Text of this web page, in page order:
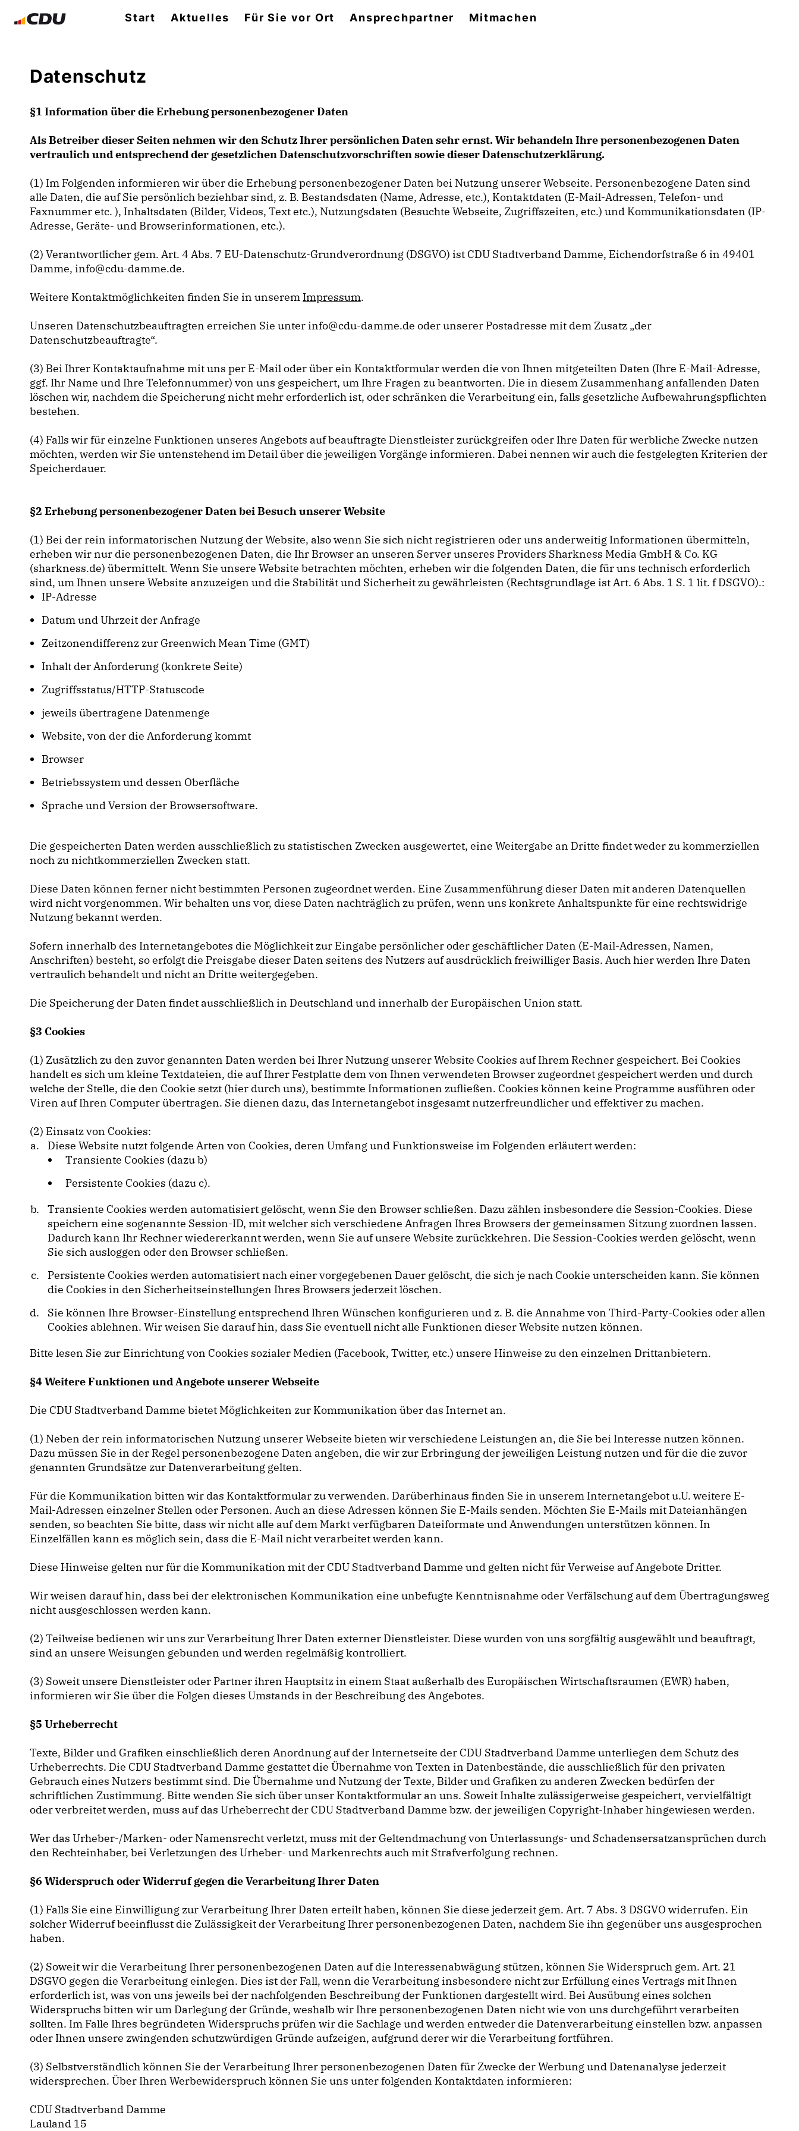
Start Aktuelles Für Sie vor Ort Ansprechpartner Mitmachen
Datenschutz
§1 Information über die Erhebung personenbezogener Daten
Als Betreiber dieser Seiten nehmen wir den Schutz Ihrer persönlichen Daten sehr ernst. Wir behandeln Ihre personenbezogenen Daten
vertraulich und entsprechend der gesetzlichen Datenschutzvorschriften sowie dieser Datenschutzerklärung.
(1) Im Folgenden informieren wir über die Erhebung personenbezogener Daten bei Nutzung unserer Webseite. Personenbezogene Daten sind
alle Daten, die auf Sie persönlich beziehbar sind, z. B. Bestandsdaten (Name, Adresse, etc.), Kontaktdaten (E-Mail-Adressen, Telefon- und
Faxnummer etc. ), Inhaltsdaten (Bilder, Videos, Text etc.), Nutzungsdaten (Besuchte Webseite, Zugriffszeiten, etc.) und Kommunikationsdaten (IP-
Adresse, Geräte- und Browserinformationen, etc.).
(2) Verantwortlicher gem. Art. 4 Abs. 7 EU-Datenschutz-Grundverordnung (DSGVO) ist CDU Stadtverband Damme, Eichendorfstraße 6 in 49401
Damme, info@cdu-damme.de.
Weitere Kontaktmöglichkeiten finden Sie in unserem Impressum.
Unseren Datenschutzbeauftragten erreichen Sie unter info@cdu-damme.de oder unserer Postadresse mit dem Zusatz „der
Datenschutzbeauftragte“.
(3) Bei Ihrer Kontaktaufnahme mit uns per E-Mail oder über ein Kontaktformular werden die von Ihnen mitgeteilten Daten (Ihre E-Mail-Adresse,
ggf. Ihr Name und Ihre Telefonnummer) von uns gespeichert, um Ihre Fragen zu beantworten. Die in diesem Zusammenhang anfallenden Daten
löschen wir, nachdem die Speicherung nicht mehr erforderlich ist, oder schränken die Verarbeitung ein, falls gesetzliche Aufbewahrungspflichten
bestehen.
(4) Falls wir für einzelne Funktionen unseres Angebots auf beauftragte Dienstleister zurückgreifen oder Ihre Daten für werbliche Zwecke nutzen
möchten, werden wir Sie untenstehend im Detail über die jeweiligen Vorgänge informieren. Dabei nennen wir auch die festgelegten Kriterien der
Speicherdauer.
§2 Erhebung personenbezogener Daten bei Besuch unserer Website
(1) Bei der rein informatorischen Nutzung der Website, also wenn Sie sich nicht registrieren oder uns anderweitig Informationen übermitteln,
erheben wir nur die personenbezogenen Daten, die Ihr Browser an unseren Server unseres Providers Sharkness Media GmbH & Co. KG
(sharkness.de) übermittelt. Wenn Sie unsere Website betrachten möchten, erheben wir die folgenden Daten, die für uns technisch erforderlich
sind, um Ihnen unsere Website anzuzeigen und die Stabilität und Sicherheit zu gewährleisten (Rechtsgrundlage ist Art. 6 Abs. 1 S. 1 lit. f DSGVO).:
IP-Adresse
Datum und Uhrzeit der Anfrage
Zeitzonendifferenz zur Greenwich Mean Time (GMT)
Inhalt der Anforderung (konkrete Seite)
Zugriffsstatus/HTTP-Statuscode
jeweils übertragene Datenmenge
Website, von der die Anforderung kommt
Browser
Betriebssystem und dessen Oberfläche
Sprache und Version der Browsersoftware.
Die gespeicherten Daten werden ausschließlich zu statistischen Zwecken ausgewertet, eine Weitergabe an Dritte findet weder zu kommerziellen
noch zu nichtkommerziellen Zwecken statt.
Diese Daten können ferner nicht bestimmten Personen zugeordnet werden. Eine Zusammenführung dieser Daten mit anderen Datenquellen
wird nicht vorgenommen. Wir behalten uns vor, diese Daten nachträglich zu prüfen, wenn uns konkrete Anhaltspunkte für eine rechtswidrige
Nutzung bekannt werden.
Sofern innerhalb des Internetangebotes die Möglichkeit zur Eingabe persönlicher oder geschäftlicher Daten (E-Mail-Adressen, Namen,
Anschriften) besteht, so erfolgt die Preisgabe dieser Daten seitens des Nutzers auf ausdrücklich freiwilliger Basis. Auch hier werden Ihre Daten
vertraulich behandelt und nicht an Dritte weitergegeben.
Die Speicherung der Daten findet ausschließlich in Deutschland und innerhalb der Europäischen Union statt.
§3 Cookies
(1) Zusätzlich zu den zuvor genannten Daten werden bei Ihrer Nutzung unserer Website Cookies auf Ihrem Rechner gespeichert. Bei Cookies
handelt es sich um kleine Textdateien, die auf Ihrer Festplatte dem von Ihnen verwendeten Browser zugeordnet gespeichert werden und durch
welche der Stelle, die den Cookie setzt (hier durch uns), bestimmte Informationen zufließen. Cookies können keine Programme ausführen oder
Viren auf Ihren Computer übertragen. Sie dienen dazu, das Internetangebot insgesamt nutzerfreundlicher und effektiver zu machen.
(2) Einsatz von Cookies:
Diese Website nutzt folgende Arten von Cookies, deren Umfang und Funktionsweise im Folgenden erläutert werden:
Transiente Cookies (dazu b)
Persistente Cookies (dazu c).
Transiente Cookies werden automatisiert gelöscht, wenn Sie den Browser schließen. Dazu zählen insbesondere die Session-Cookies. Diese
speichern eine sogenannte Session-ID, mit welcher sich verschiedene Anfragen Ihres Browsers der gemeinsamen Sitzung zuordnen lassen.
Dadurch kann Ihr Rechner wiedererkannt werden, wenn Sie auf unsere Website zurückkehren. Die Session-Cookies werden gelöscht, wenn
Sie sich ausloggen oder den Browser schließen.
Persistente Cookies werden automatisiert nach einer vorgegebenen Dauer gelöscht, die sich je nach Cookie unterscheiden kann. Sie können
die Cookies in den Sicherheitseinstellungen Ihres Browsers jederzeit löschen.
Sie können Ihre Browser-Einstellung entsprechend Ihren Wünschen konfigurieren und z. B. die Annahme von Third-Party-Cookies oder allen
Cookies ablehnen. Wir weisen Sie darauf hin, dass Sie eventuell nicht alle Funktionen dieser Website nutzen können.
Bitte lesen Sie zur Einrichtung von Cookies sozialer Medien (Facebook, Twitter, etc.) unsere Hinweise zu den einzelnen Drittanbietern.
§4 Weitere Funktionen und Angebote unserer Webseite
Die CDU Stadtverband Damme bietet Möglichkeiten zur Kommunikation über das Internet an.
(1) Neben der rein informatorischen Nutzung unserer Webseite bieten wir verschiedene Leistungen an, die Sie bei Interesse nutzen können.
Dazu müssen Sie in der Regel personenbezogene Daten angeben, die wir zur Erbringung der jeweiligen Leistung nutzen und für die die zuvor
genannten Grundsätze zur Datenverarbeitung gelten.
Für die Kommunikation bitten wir das Kontaktformular zu verwenden. Darüberhinaus finden Sie in unserem Internetangebot u.U. weitere E-
Mail-Adressen einzelner Stellen oder Personen. Auch an diese Adressen können Sie E-Mails senden. Möchten Sie E-Mails mit Dateianhängen
senden, so beachten Sie bitte, dass wir nicht alle auf dem Markt verfügbaren Dateiformate und Anwendungen unterstützen können. In
Einzelfällen kann es möglich sein, dass die E-Mail nicht verarbeitet werden kann.
Diese Hinweise gelten nur für die Kommunikation mit der CDU Stadtverband Damme und gelten nicht für Verweise auf Angebote Dritter.
Wir weisen darauf hin, dass bei der elektronischen Kommunikation eine unbefugte Kenntnisnahme oder Verfälschung auf dem Übertragungsweg
nicht ausgeschlossen werden kann.
(2) Teilweise bedienen wir uns zur Verarbeitung Ihrer Daten externer Dienstleister. Diese wurden von uns sorgfältig ausgewählt und beauftragt,
sind an unsere Weisungen gebunden und werden regelmäßig kontrolliert.
(3) Soweit unsere Dienstleister oder Partner ihren Hauptsitz in einem Staat außerhalb des Europäischen Wirtschaftsraumen (EWR) haben,
informieren wir Sie über die Folgen dieses Umstands in der Beschreibung des Angebotes.
§5 Urheberrecht
Texte, Bilder und Grafiken einschließlich deren Anordnung auf der Internetseite der CDU Stadtverband Damme unterliegen dem Schutz des
Urheberrechts. Die CDU Stadtverband Damme gestattet die Übernahme von Texten in Datenbestände, die ausschließlich für den privaten
Gebrauch eines Nutzers bestimmt sind. Die Übernahme und Nutzung der Texte, Bilder und Grafiken zu anderen Zwecken bedürfen der
schriftlichen Zustimmung. Bitte wenden Sie sich über unser Kontaktformular an uns. Soweit Inhalte zulässigerweise gespeichert, vervielfältigt
oder verbreitet werden, muss auf das Urheberrecht der CDU Stadtverband Damme bzw. der jeweiligen Copyright-Inhaber hingewiesen werden.
Wer das Urheber-/Marken- oder Namensrecht verletzt, muss mit der Geltendmachung von Unterlassungs- und Schadensersatzansprüchen durch
den Rechteinhaber, bei Verletzungen des Urheber- und Markenrechts auch mit Strafverfolgung rechnen.
§6 Widerspruch oder Widerruf gegen die Verarbeitung Ihrer Daten
(1) Falls Sie eine Einwilligung zur Verarbeitung Ihrer Daten erteilt haben, können Sie diese jederzeit gem. Art. 7 Abs. 3 DSGVO widerrufen. Ein
solcher Widerruf beeinflusst die Zulässigkeit der Verarbeitung Ihrer personenbezogenen Daten, nachdem Sie ihn gegenüber uns ausgesprochen
haben.
(2) Soweit wir die Verarbeitung Ihrer personenbezogenen Daten auf die Interessenabwägung stützen, können Sie Widerspruch gem. Art. 21
DSGVO gegen die Verarbeitung einlegen. Dies ist der Fall, wenn die Verarbeitung insbesondere nicht zur Erfüllung eines Vertrags mit Ihnen
erforderlich ist, was von uns jeweils bei der nachfolgenden Beschreibung der Funktionen dargestellt wird. Bei Ausübung eines solchen
Widerspruchs bitten wir um Darlegung der Gründe, weshalb wir Ihre personenbezogenen Daten nicht wie von uns durchgeführt verarbeiten
sollten. Im Falle Ihres begründeten Widerspruchs prüfen wir die Sachlage und werden entweder die Datenverarbeitung einstellen bzw. anpassen
oder Ihnen unsere zwingenden schutzwürdigen Gründe aufzeigen, aufgrund derer wir die Verarbeitung fortführen.
(3) Selbstverständlich können Sie der Verarbeitung Ihrer personenbezogenen Daten für Zwecke der Werbung und Datenanalyse jederzeit
widersprechen. Über Ihren Werbewiderspruch können Sie uns unter folgenden Kontaktdaten informieren:
CDU Stadtverband Damme
Lauland 15